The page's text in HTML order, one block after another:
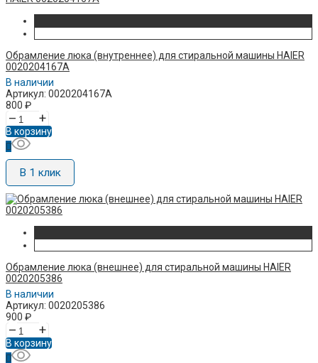
Обрамление люка (внутреннее) для стиральной машины HAIER
0020204167A
В наличии
Артикул: 0020204167A
800 ₽
– +
В корзину
В 1 клик
Обрамление люка (внешнее) для стиральной машины HAIER
0020205386
В наличии
Артикул: 0020205386
900 ₽
– +
В корзину